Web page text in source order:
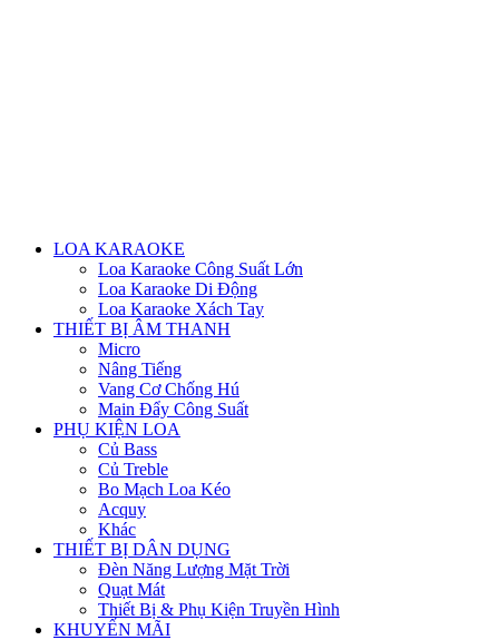
Menu
LOA KARAOKE
Loa Karaoke Công Suất Lớn
Loa Karaoke Di Động
Loa Karaoke Xách Tay
THIẾT BỊ ÂM THANH
Micro
Nâng Tiếng
Vang Cơ Chống Hú
Main Đẩy Công Suất
PHỤ KIỆN LOA
Củ Bass
Củ Treble
Bo Mạch Loa Kéo
Acquy
Khác
THIẾT BỊ DÂN DỤNG
Đèn Năng Lượng Mặt Trời
Quạt Mát
Thiết Bị & Phụ Kiện Truyền Hình
KHUYẾN MÃI